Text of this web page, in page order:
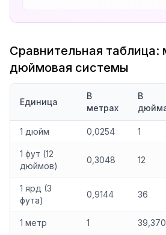
Сравнительная таблица:
дюймовая системы
Единица
В
метрах
В
1 дюйм 0,0254 1
1 фут (12
дюймов)
0,3048 12
1 ярд (3
фута)
0,9144 36
1 метр 1